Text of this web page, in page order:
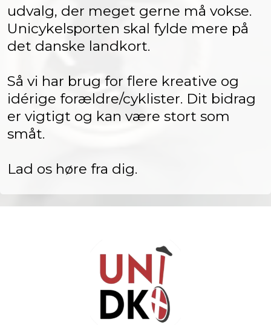
udvalg, der meget gerne må vokse.
Unicykelsporten skal fylde mere på
det danske landkort.
Så vi har brug for flere kreative og
idérige forældre/cyklister. Dit bidrag
er vigtigt og kan være stort som
småt.
Lad os høre fra dig.